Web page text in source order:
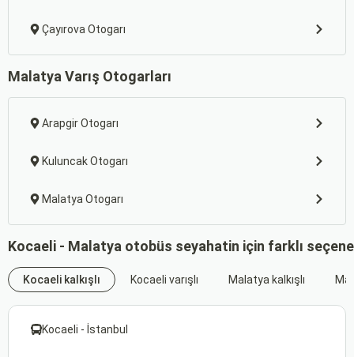
Çayırova Otogarı
Malatya Varış Otogarları
Arapgir Otogarı
Kuluncak Otogarı
Malatya Otogarı
Kocaeli - Malatya otobüs seyahatin için farklı
Kocaeli kalkışlı Kocaeli varışlı Malatya kalkışlı
Kocaeli - İstanbul